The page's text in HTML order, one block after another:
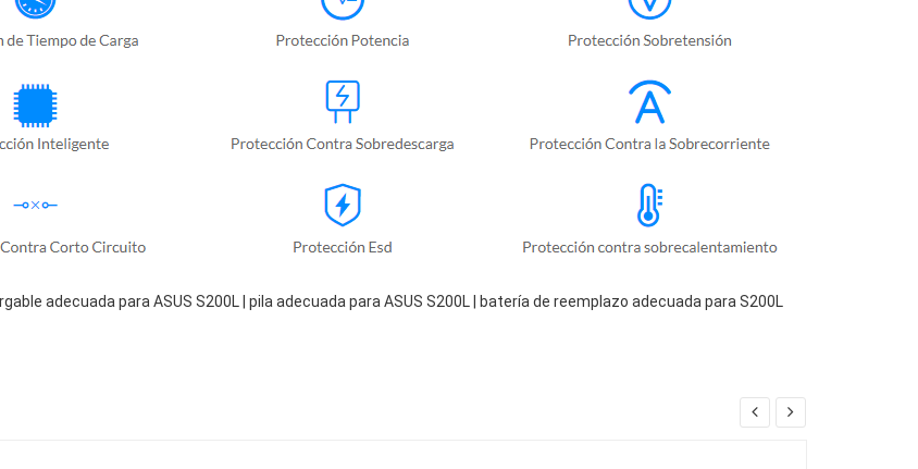
adecuada para ASUS S200L | pila adecuada para ASUS S200L | batería de reemplazo adecuada para S200L